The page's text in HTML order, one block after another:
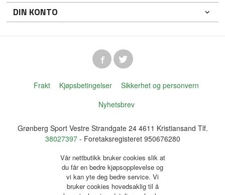
DIN KONTO
Frakt Kjøpsbetingelser
Sikkerhet og personvern
Nyhetsbrev
Grønberg Sport Vestre Strandgate 24 4611 Kristiansand Tlf.
38027397- Foretaksregisteret 950676280
Vår nettbutikk bruker cookies slik at
du får en bedre kjøpsopplevelse og
vi kan yte deg bedre service. Vi
bruker cookies hovedsaklig til å